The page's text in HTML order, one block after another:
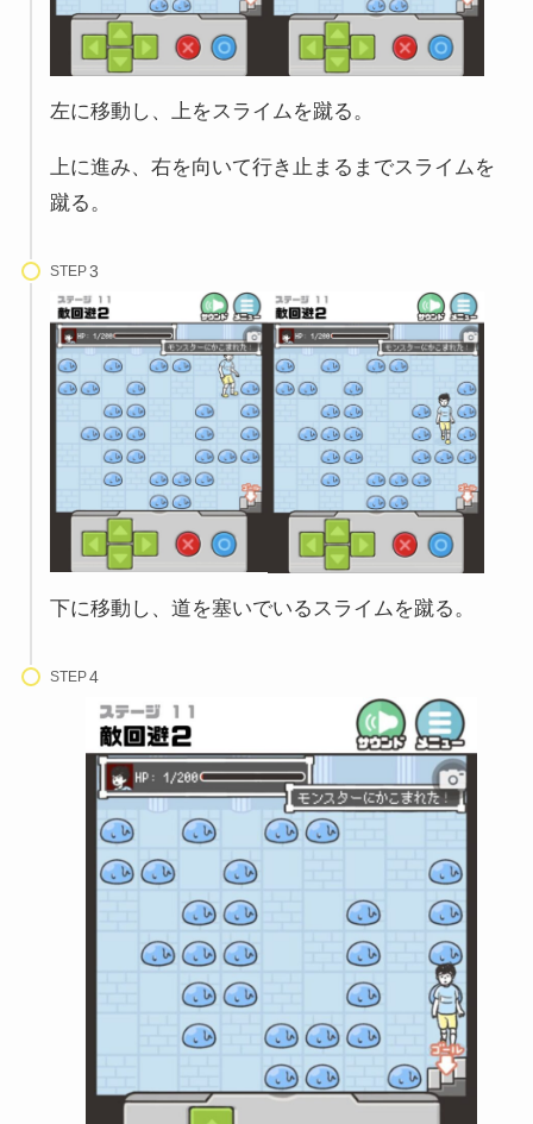
左に移動し、上をスライムを蹴る。
上に進み、右を向いて行き止まるまでスライムを
蹴る。
STEP
下に移動し、道を塞いでいるスライムを蹴る。
STEP